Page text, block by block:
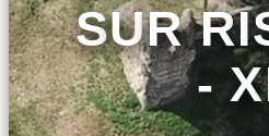
SUR
-